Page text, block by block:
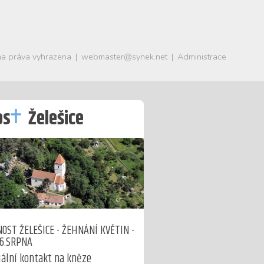
práva vyhrazena | webmaster@synek.net| Administrace